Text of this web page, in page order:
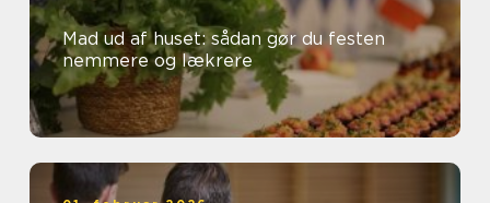
Mad ud af huset: sådan gør du festen
nemmere og lækrere